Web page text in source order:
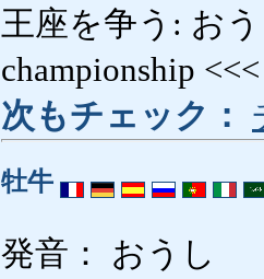
王座を争う: お
championship
次もチェック：
牡牛
発音： おうし